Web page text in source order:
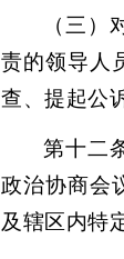
（三
责的领导人
查、提起公
第十二
政治协商会
及辖区内特